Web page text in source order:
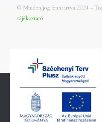
© Minden jog fenntartva 2024 -
tájékoztató
A jobb felhasználói
használunk. Oldalunk